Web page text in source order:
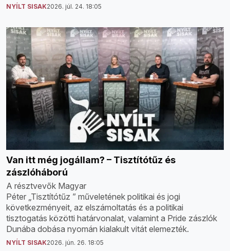
NYÍLT SISAK2026. júl. 24. 18:05
Van itt még jogállam? – Tisztítótűz és
zászlóháború
A résztvevők Magyar
Péter „Tisztítótűz ” műveletének politikai és jogi
következményeit, az elszámoltatás és a politikai
tisztogatás közötti határvonalat, valamint a Pride zászlók
Dunába dobása nyomán kialakult vitát elemezték.
NYÍLT SISAK2026. jún. 26. 18:05